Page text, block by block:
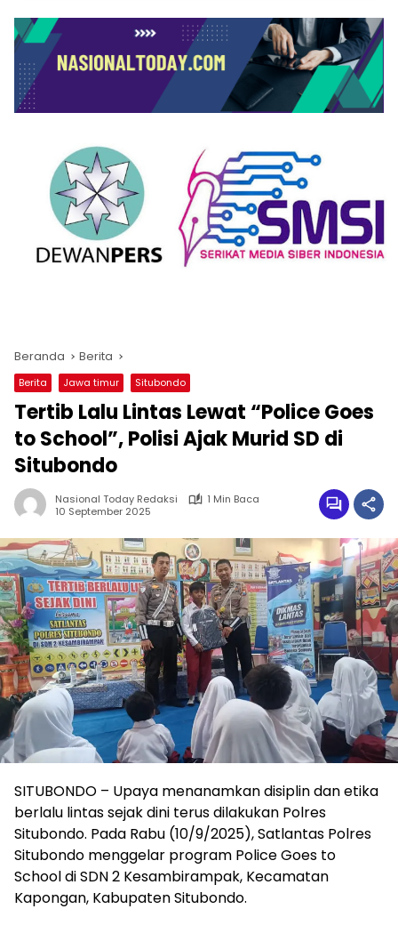
Beranda Berita
Berita Jawa timur Situbondo
Tertib Lalu Lintas Lewat “Police Goes
to School”, Polisi Ajak Murid SD di
Situbondo
Nasional Today Redaksi
1 Min Baca
10 September 2025
SITUBONDO – Upaya menanamkan disiplin dan etika
berlalu lintas sejak dini terus dilakukan Polres
Situbondo. Pada Rabu (10/9/2025), Satlantas Polres
Situbondo menggelar program Police Goes to
School di SDN 2 Kesambirampak, Kecamatan
Kapongan, Kabupaten Situbondo.